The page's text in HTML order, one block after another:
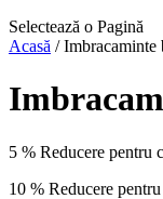
Selectează o Pagină
Acasă / Imbracaminte
5 % Reducere pentru
10 % Reducere